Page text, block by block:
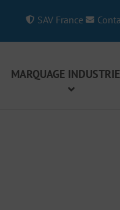
SAV France
MARQUAGE